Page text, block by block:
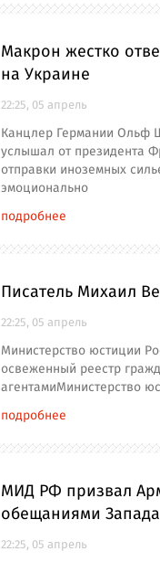
Макрон жестко
на Украине
22:25, 05 апрель
Канцлер Германии Ольф
услышал от президента
отправки иноземных
эмоционально
подробнее
Писатель Михаил
22:25, 05 апрель
Министерство юстиции
освеженный реестр
агентамиМинистерство
подробнее
МИД РФ призвал
обещаниями Запада
22:25, 05 апрель